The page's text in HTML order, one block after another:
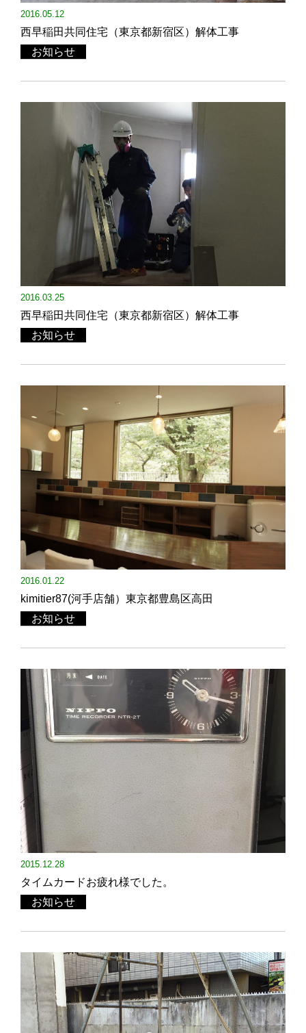
2016.05.12
西早稲田共同住宅（東京都新宿区）解体工事
お知らせ
2016.03.25
西早稲田共同住宅（東京都新宿区）解体工事
お知らせ
2016.01.22
kimitier87(河手店舗）東京都豊島区高田
お知らせ
2015.12.28
タイムカードお疲れ様でした。
お知らせ